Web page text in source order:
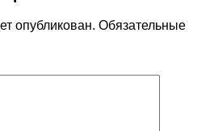
опубликован. Обязательные